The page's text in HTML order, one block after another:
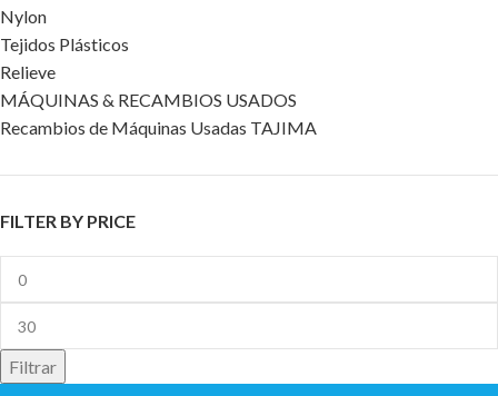
Nylon
Tejidos Plásticos
Relieve
MÁQUINAS & RECAMBIOS USADOS
Recambios de Máquinas Usadas TAJIMA
FILTER BY PRICE
Filtrar